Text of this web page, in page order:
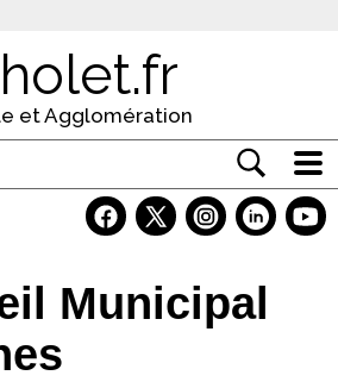
et Agglomération
Municipal